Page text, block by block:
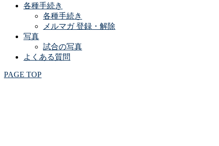
各種手続き
各種手続き
メルマガ 登録・解除
写真
試合の写真
よくある質問
PAGE TOP